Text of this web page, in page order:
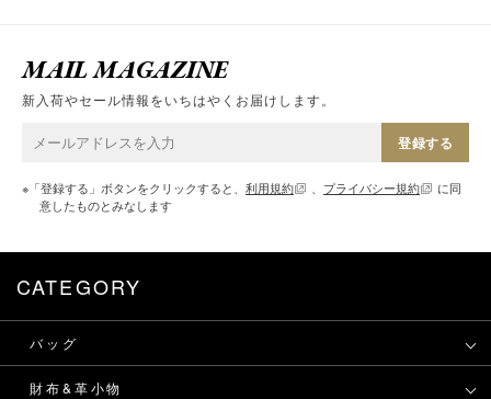
MAIL MAGAZINE
新入荷やセール情報をいちはやくお届けします。
登録する
※「登録する」ボタンをクリックすると、 利用規約 、 プライバシー規約
に同
意したものとみなします
CATEGORY
バッグ
財布&革小物